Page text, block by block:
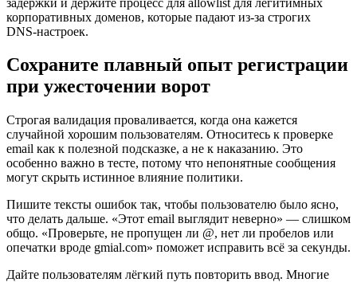
корпоративных доменов, которые падают из‑за строгих
DNS‑настроек.
Сохраните плавный опыт регистрации
при ужесточении ворот
Строгая валидация проваливается, когда она кажется
случайной хорошим пользователям. Относитесь к проверке
email как к полезной подсказке, а не к наказанию. Это
особенно важно в тесте, потому что непонятные сообщения
могут скрыть истинное влияние политики.
Пишите тексты ошибок так, чтобы пользователю было ясно,
что делать дальше. «Этот email выглядит неверно» — слишком
общо. «Проверьте, не пропущен ли @, нет ли пробелов или
опечатки вроде gmial.com» поможет исправить всё за секунды.
Дайте пользователям лёгкий путь повторить ввод. Многие